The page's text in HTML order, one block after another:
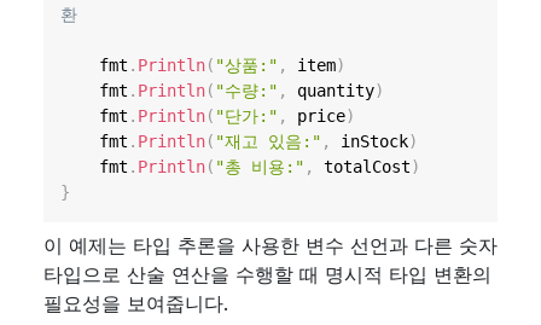
환
	fmt
. Println( "상품:" , item)
	fmt
. Println( "수량:" , quantity)
	fmt
. Println( "단가:" , price)
	fmt
. Println( "재고 있음:" , inStock)
	fmt
. Println( "총 비용:" , totalCost)
}
이 예제는 타입 추론을 사용한 변수 선언과 다른 숫자
타입으로 산술 연산을 수행할 때 명시적 타입 변환의
필요성을 보여줍니다.